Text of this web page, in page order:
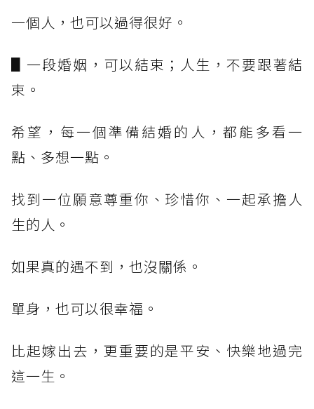
一個人，也可以過得很好。
▋一段婚姻，可以結束；人生，不要跟著結
束。
希望，每一個準備結婚的人，都能多看一
點、多想一點。
找到一位願意尊重你、珍惜你、一起承擔人
生的人。
如果真的遇不到，也沒關係。
單身，也可以很幸福。
比起嫁出去，更重要的是平安、快樂地過完
這一生。